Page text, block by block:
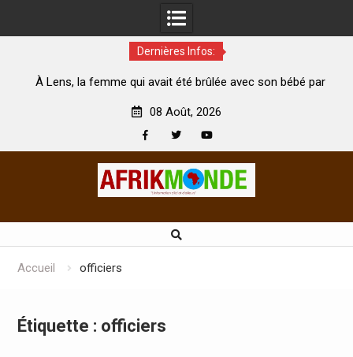
Dernières Infos:
la femme qui avait été brûlée avec son bébé par
08 Août, 2026
Accueil officiers
Étiquette : officiers